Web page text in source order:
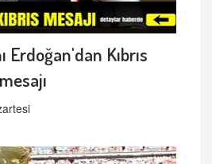
Erdoğan'dan Kıbrıs